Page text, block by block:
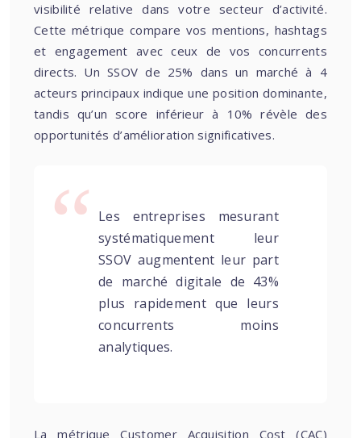
visibilité relative dans votre secteur d’activité.
Cette métrique compare vos mentions, hashtags
et engagement avec ceux de vos concurrents
directs. Un SSOV de 25% dans un marché à 4
acteurs principaux indique une position dominante,
tandis qu’un score inférieur à 10% révèle des
opportunités d’amélioration significatives.
Les entreprises mesurant
systématiquement leur
SSOV augmentent leur part
de marché digitale de 43%
plus rapidement que leurs
concurrents moins
analytiques.
La métrique Customer Acquisition Cost (CAC)